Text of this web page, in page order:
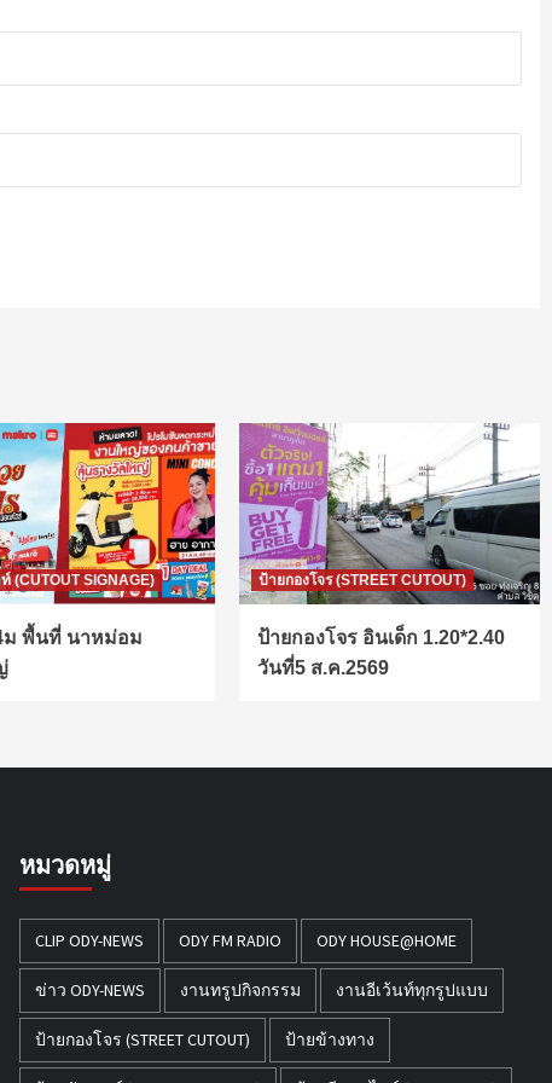
(CUTOUT SIGNAGE)
ม พื้นที่ นาหม่อม
ป้ายกองโจร (STREET CUTOUT)
ป้ายกองโจร อินเด็ก 1.20*2.40
วันที่5 ส.ค.2569
หมวดหมู่
CLIP ODY-NEWS ODY FM RADIO ODY HOUSE@HOME
ข่าว ODY-NEWS งานทรูปกิจกรรม งานอีเว้นท์ทุกรูปแบบ
ป้ายกองโจร (STREET CUTOUT) ป้ายข้างทาง